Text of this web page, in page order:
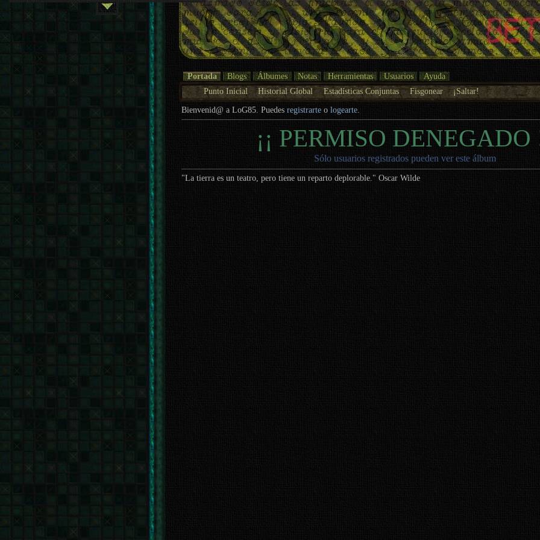
Portada Blogs Álbumes Notas Herramientas Usuarios
Ayuda
Punto Inicial
Historial Global Estadísticas Conjuntas Fisgonear ¡Saltar!
Bienvenid@ a LoG85. Puedesregistrarte ologearte.
¡¡ PERMISO DENEGADO
Sólo usuarios registrados pueden ver este álbum
"La tierra es un teatro, pero tiene un reparto deplorable." Oscar Wilde